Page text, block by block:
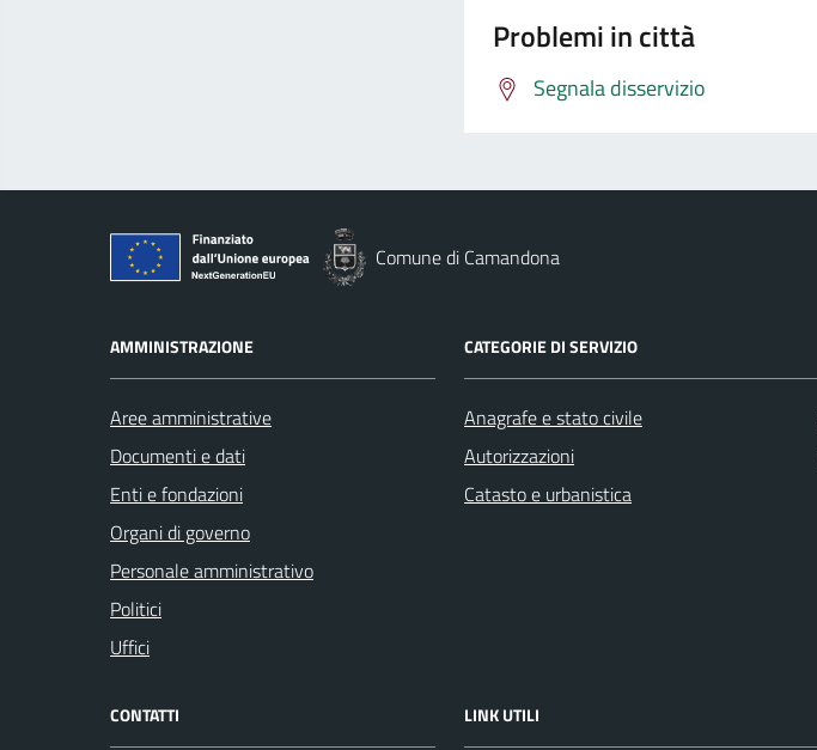
Problemi in città
Segnala disservizio
Comune di Camandona
AMMINISTRAZIONE
Aree amministrative
Documenti e dati
Enti e fondazioni
Organi di governo
Personale amministrativo
Politici
Uffici
CATEGORIE DI SERVIZIO
Anagrafe e stato civile
Autorizzazioni
Catasto e urbanistica
CONTATTI LINK UTILI